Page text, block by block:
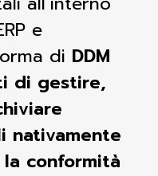
e
di DDM
di gestire,
nativamente
la conformità